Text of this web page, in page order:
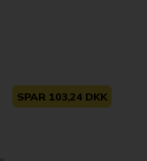
SPAR 103,24 DKK